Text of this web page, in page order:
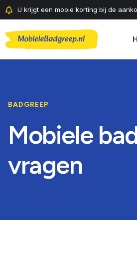
U krijgt een mooie korting bij de
BADGREEP
Mobiele
vragen